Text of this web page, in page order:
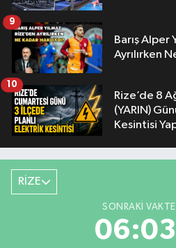
Barış Alper
Ayrılırken
9
Rize’de 8
(YARIN) Günü 3 İlçede Planlı
Kesintisi
10
RİZE
SONRAKI